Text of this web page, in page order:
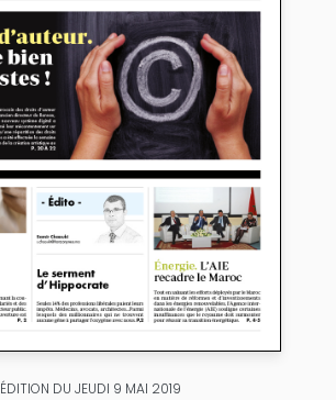
ÉDITION DU JEUDI 9 MAI 2019